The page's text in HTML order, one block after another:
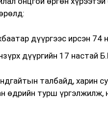
дүүргээс ирсэн 74
дүүргийн 17 настай
талбайд, харин
өдрийн турш үргэлжилж,